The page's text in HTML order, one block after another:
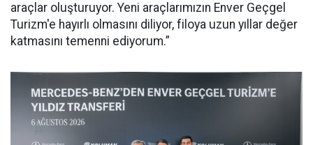
araçlar oluşturuyor. Yeni araçlarımızın Enver Geçgel
Turizm'e hayırlı olmasını diliyor, filoya uzun yıllar değer
katmasını temenni ediyorum.”